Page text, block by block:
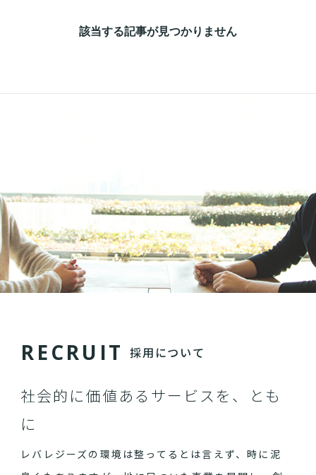
該当する記事が見つかりません
RECRU IT 採用について
社会的に価値あるサービスを、とも
に
レバレジーズの環境は整ってるとは言えず、時に泥